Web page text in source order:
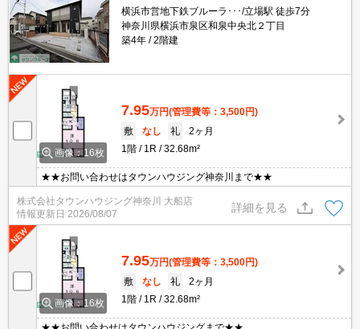
横浜市営地下鉄ブルーラ･･･/立場駅 徒歩7分
神奈川県横浜市泉区和泉中央北２丁目
築4年
2階建
画像：16枚
7.95万円(管理費等：3,500円)
敷
なし 礼
2ヶ月
1階
1R 32.68m²
★★お問い合わせはタウンハウジング神奈川まで★★
株式会社タウンハウジング神奈川 大船店
情報更新日 2026/08/07
詳細を見る
画像：16枚
7.95万円(管理費等：3,500円)
敷
なし 礼
2ヶ月
1階
1R 32.68m²